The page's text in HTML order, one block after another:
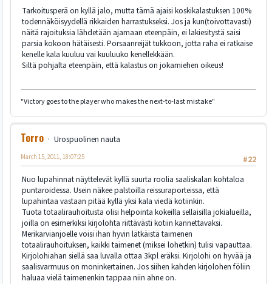
Tarkoitusperä on kyllä jalo, mutta tämä ajaisi koskikalastuksen 100%
todennäköisyydellä rikkaiden harrastukseksi. Jos ja kun(toivottavasti)
näitä rajoituksia lähdetään ajamaan eteenpäin, ei lakiesitystä saisi
parsia kokoon hätäisesti. Porsaanreijät tukkoon, jotta raha ei ratkaise
kenelle kala kuuluu vai kuuluuko kenellekkään.
Siltä pohjalta eteenpäin, että kalastus on jokamiehen oikeus!
"Victory goes to the player who makes the next-to-last mistake"
Torro
Urospuolinen nauta
#22
March 15, 2011, 18:07:25
Nuo lupahinnat näyttelevät kyllä suurta roolia saaliskalan kohtaloa
puntaroidessa. Usein näkee palstoilla reissuraporteissa, että
lupahintaa vastaan pitää kyllä yksi kala viedä kotiinkin.
Tuota totaalirauhoitusta olisi helpointa kokeilla sellaisilla jokialueilla,
joilla on esimerkiksi kirjolohta riittävästi kotiin kannettavaksi.
Merikarvianjoelle voisi ihan hyvin lätkäistä taimenen
totaalirauhoituksen, kaikki taimenet (miksei lohetkin) tulisi vapauttaa.
Kirjolohiahan siellä saa luvalla ottaa 3kpl eräksi. Kirjolohi on hyvää ja
saalisvarmuus on moninkertainen. Jos siihen kahden kirjolohen föliin
haluaa vielä taimenenkin tappaa niin ahne on.